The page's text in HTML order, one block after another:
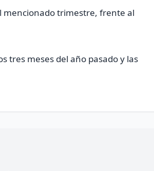
mencionado trimestre, frente al
tres meses del año pasado y las